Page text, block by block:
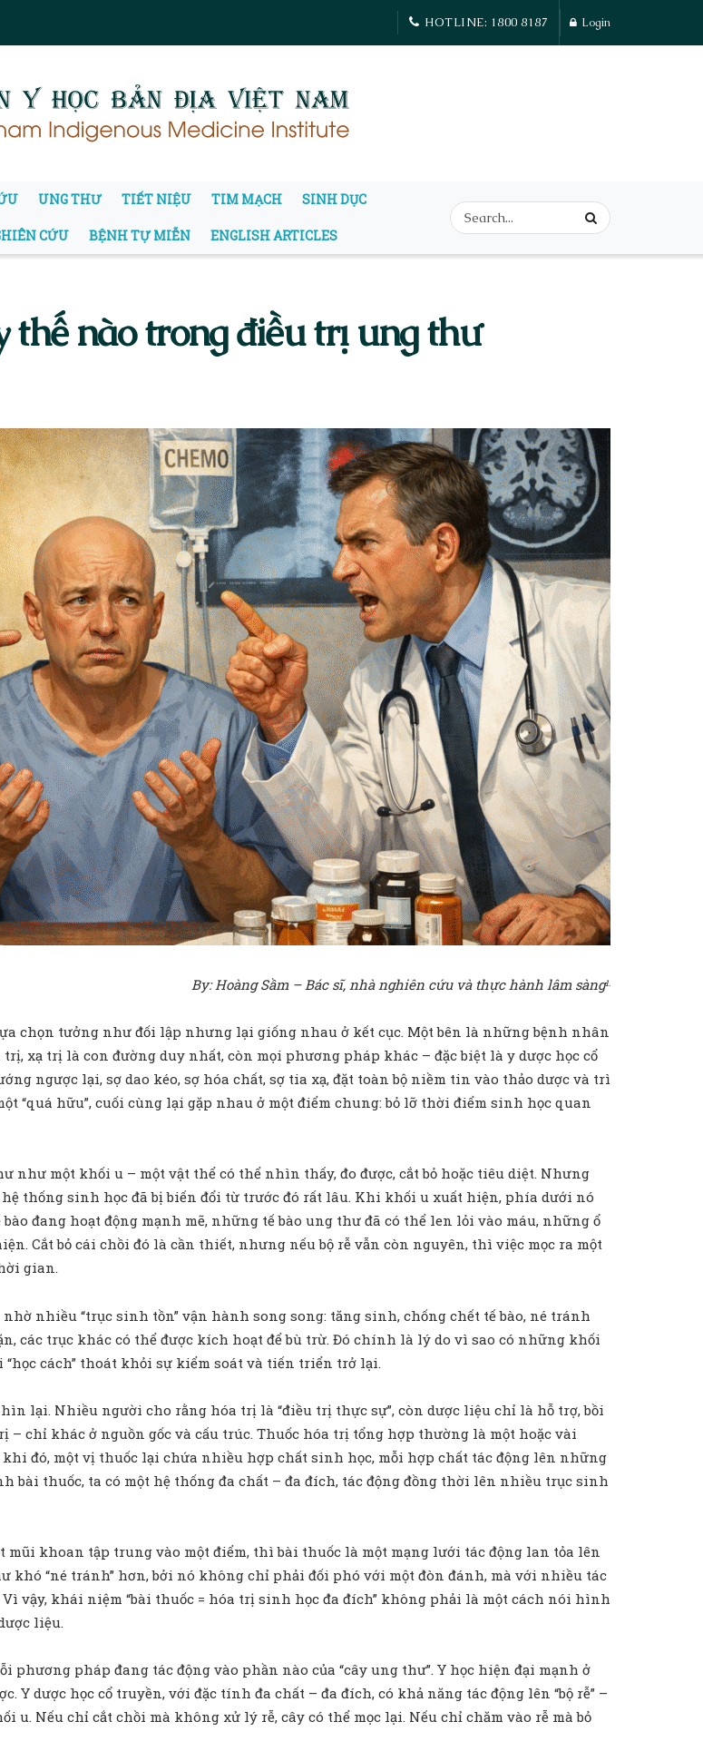
HOTLINE: 1800 8187 Login
UNG THƯ TIẾT NIỆU TIM MẠCH SINH DỤC
CỨU BỆNH TỰ MIỄN ENGLISH ARTICLES
thế nào trong điều trị ung thư
By: Hoàng Sầm – Bác sĩ, nhà nghiên cứu và thực hành lâm sàng1.
chọn tưởng như đối lập nhưng lại giống nhau ở kết cục. Một bên là những bệnh nhân
xạ trị là con đường duy nhất, còn mọi phương pháp khác – đặc biệt là y dược học cổ
ngược lại, sợ dao kéo, sợ hóa chất, sợ tia xạ, đặt toàn bộ niềm tin vào thảo dược và trì
“quá hữu”, cuối cùng lại gặp nhau ở một điểm chung: bỏ lỡ thời điểm sinh học quan
một khối u – một vật thể có thể nhìn thấy, đo được, cắt bỏ hoặc tiêu diệt. Nhưng
thống sinh học đã bị biến đổi từ trước đó rất lâu. Khi khối u xuất hiện, phía dưới nó
đang hoạt động mạnh mẽ, những tế bào ung thư đã có thể len lỏi vào máu, những ổ
Cắt bỏ cái chồi đó là cần thiết, nhưng nếu bộ rễ vẫn còn nguyên, thì việc mọc ra một
gian.
nhiều “trục sinh tồn” vận hành song song: tăng sinh, chống chết tế bào, né tránh
các trục khác có thể được kích hoạt để bù trừ. Đó chính là lý do vì sao có những khối
cách” thoát khỏi sự kiểm soát và tiến triển trở lại.
lại. Nhiều người cho rằng hóa trị là “điều trị thực sự”, còn dược liệu chỉ là hỗ trợ, bồi
– chỉ khác ở nguồn gốc và cấu trúc. Thuốc hóa trị tổng hợp thường là một hoặc vài
đó, một vị thuốc lại chứa nhiều hợp chất sinh học, mỗi hợp chất tác động lên những
thuốc, ta có một hệ thống đa chất – đa đích, tác động đồng thời lên nhiều trục sinh
khoan tập trung vào một điểm, thì bài thuốc là một mạng lưới tác động lan tỏa lên
“né tránh” hơn, bởi nó không chỉ phải đối phó với một đòn đánh, mà với nhiều tác
vậy, khái niệm “bài thuốc = hóa trị sinh học đa đích” không phải là một cách nói hình
liệu.
phương pháp đang tác động vào phần nào của “cây ung thư”. Y học hiện đại mạnh ở
dược học cổ truyền, với đặc tính đa chất – đa đích, có khả năng tác động lên “bộ rễ” –
Nếu chỉ cắt chồi mà không xử lý rễ, cây có thể mọc lại. Nếu chỉ chăm vào rễ mà bỏ